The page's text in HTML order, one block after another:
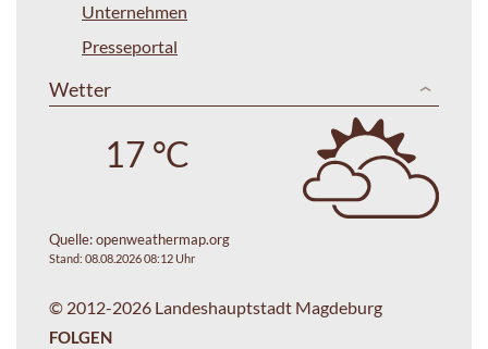
Unternehmen
Presseportal
Wetter
17 °C
Quelle:openweathermap.org
Stand: 08.08.2026 08:12 Uhr
© 2012-2026 Landeshauptstadt Magdeburg
FOLGEN